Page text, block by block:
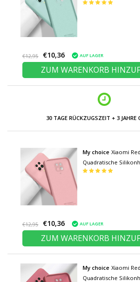
Hülle Liquid Cover
€12,95 €10,36 AUF LAGER
ZUM WARENKORB
NIEDRIGE PREISE UND GROSSE
My choice Xiaomi
Quadratische
Hülle Liquid Cover Pink
€12,95 €10,36 AUF LAGER
ZUM WARENKORB
My choice Xiaomi
Quadratische